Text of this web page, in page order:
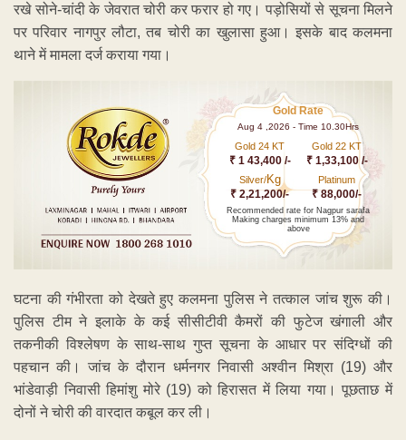
रखे सोने-चांदी के जेवरात चोरी कर फरार हो गए। पड़ोसियों से सूचना मिलने
पर परिवार नागपुर लौटा, तब चोरी का खुलासा हुआ। इसके बाद कलमना
थाने में मामला दर्ज कराया गया।
Gold Rate
Aug 4 ,2026 - Time 10.30Hrs
Gold 24 KT
₹ 1 43,400 /-
Gold 22 KT
₹ 1,33,100 /-
Silver/Kg
₹ 2,21,200/-
Platinum
₹ 88,000/-
Recommended rate for Nagpur sarafa
Making charges minimum 13% and
above
घटना की गंभीरता को देखते हुए कलमना पुलिस ने तत्काल जांच शुरू की।
पुलिस टीम ने इलाके के कई सीसीटीवी कैमरों की फुटेज खंगाली और
तकनीकी विश्लेषण के साथ-साथ गुप्त सूचना के आधार पर संदिग्धों की
पहचान की। जांच के दौरान धर्मनगर निवासी अश्वीन मिश्रा (19) और
भांडेवाड़ी निवासी हिमांशु मोरे (19) को हिरासत में लिया गया। पूछताछ में
दोनों ने चोरी की वारदात कबूल कर ली।